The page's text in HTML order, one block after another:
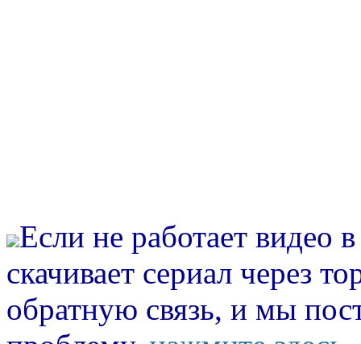
Если не работает видео
скачивает сериал через
обратную связь, и мы